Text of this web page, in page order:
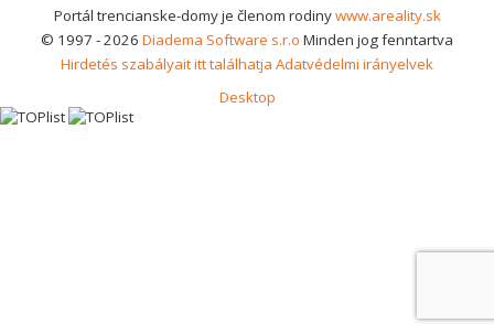
Portál trencianske-domy je členom rodinywww.areality.sk
© 1997 - 2026 Diadema Software s.r.o Minden jog fenntartva
Hirdetés szabályait itt találhatja Adatvédelmi irányelvek
Desktop